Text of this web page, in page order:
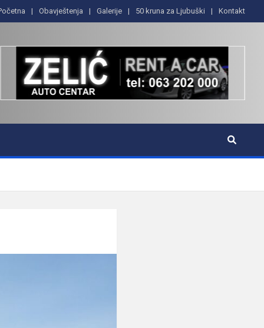
Obavještenja Galerije 50 kruna za Ljubuški Kontakt